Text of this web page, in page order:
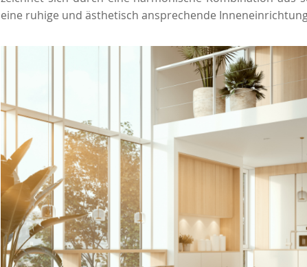
eine ruhige und ästhetisch ansprechende